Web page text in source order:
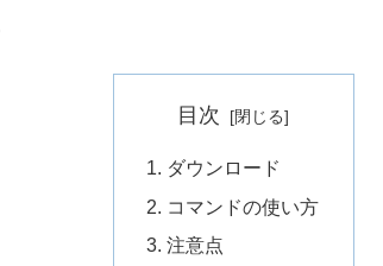
目次
ダウンロード
コマンドの使い方
注意点